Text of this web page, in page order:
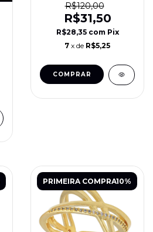
R$120,00
R$31,50
R$28,35 com Pix
7 x de R$5,25
PRIMEIRA COMPRA10%